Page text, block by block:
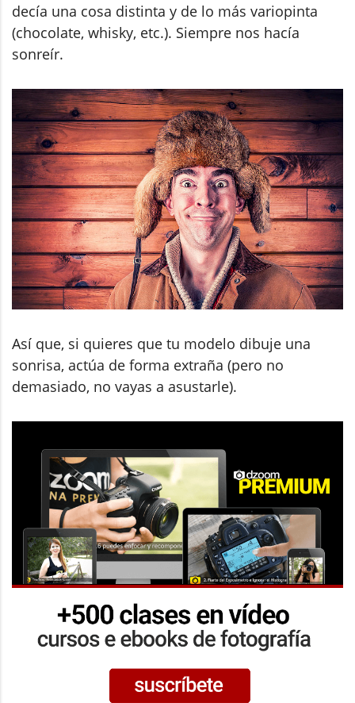
decía una cosa distinta y de lo más variopinta
(chocolate, whisky, etc.). Siempre nos hacía
sonreír.
Así que, si quieres que tu modelo dibuje una
sonrisa, actúa de forma extraña (pero no
demasiado, no vayas a asustarle).